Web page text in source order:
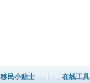
移民小贴士 在线工具